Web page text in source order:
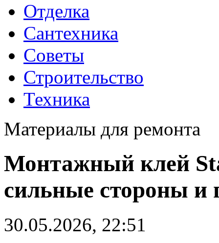
Отделка
Сантехника
Советы
Строительство
Техника
Материалы для ремонта
Монтажный клей
сильные стороны и
30.05.2026, 22:51